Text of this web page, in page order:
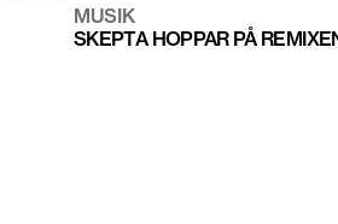
MUSIK
SKEPTA HOPPAR PÅ